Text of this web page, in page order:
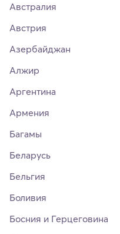
Австралия
Австрия
Азербайджан
Алжир
Аргентина
Армения
Багамы
Беларусь
Бельгия
Боливия
Босния и Герцеговина